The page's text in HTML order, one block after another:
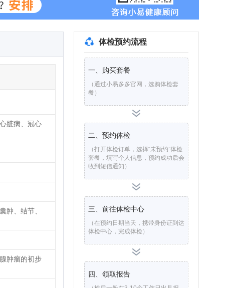
脏病、冠心
肿、结节、
肿瘤的初步
体检预约流程
一、购买套餐
（通过小易多多官网，选购体检套
餐）
二、预约体检
（打开体检订单，选择“未预约”体检
套餐，填写个人信息，预约成功后会
收到短信通知）
三、前往体检中心
（在预约日期当天，携带身份证到达
体检中心，完成体检）
四、领取报告